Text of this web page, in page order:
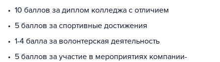
10 баллов за диплом колледжа с отличием
5 баллов за спортивные достижения
1-4 балла за волонтерская деятельность
5 баллов за участие в мероприятиях компании-